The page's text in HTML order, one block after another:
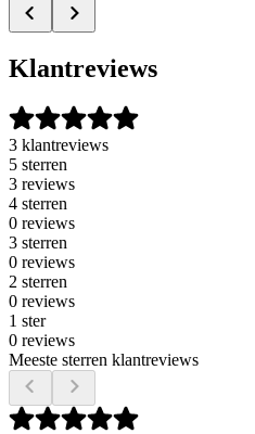
Klantreviews
3 klantreviews
5 sterren
3 reviews
4 sterren
0 reviews
3 sterren
0 reviews
2 sterren
0 reviews
1 ster
0 reviews
Meeste sterren klantreviews